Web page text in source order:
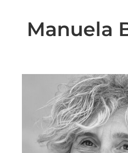
Manuela